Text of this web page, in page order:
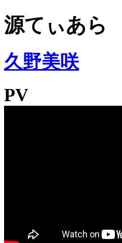
源てぃあら
久野美咲
PV